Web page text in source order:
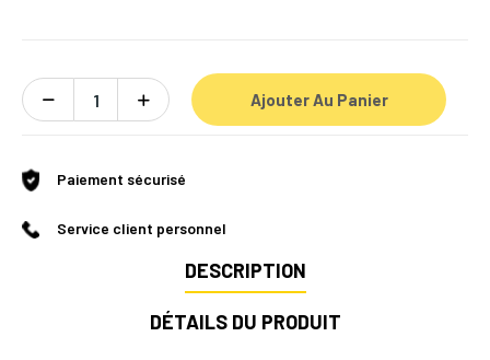
Ajouter Au Panier
Paiement sécurisé
Service client personnel
DESCRIPTION
DÉTAILS DU PRODUIT